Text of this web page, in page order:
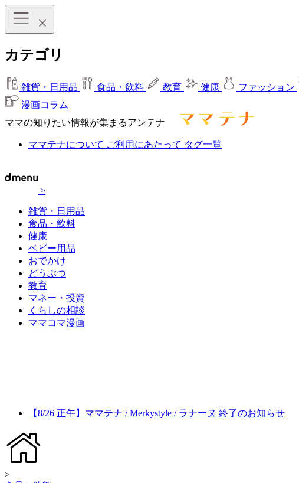
カテゴリ
雑貨・日用品 食品・飲料 教育 健康 ファッション
漫画コラム
ママの知りたい情報が集まるアンテナ
ママテナについて ご利用にあたって タグ一覧
>
雑貨・日用品
食品・飲料
健康
ベビー用品
おでかけ
どうぶつ
教育
マネー・投資
くらしの相談
ママコマ漫画
【8/26 正午】ママテナ / Merkystyle / ラナーヌ 終了のお知らせ
>